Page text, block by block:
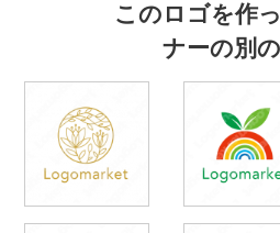
このロゴを作
ナーの別